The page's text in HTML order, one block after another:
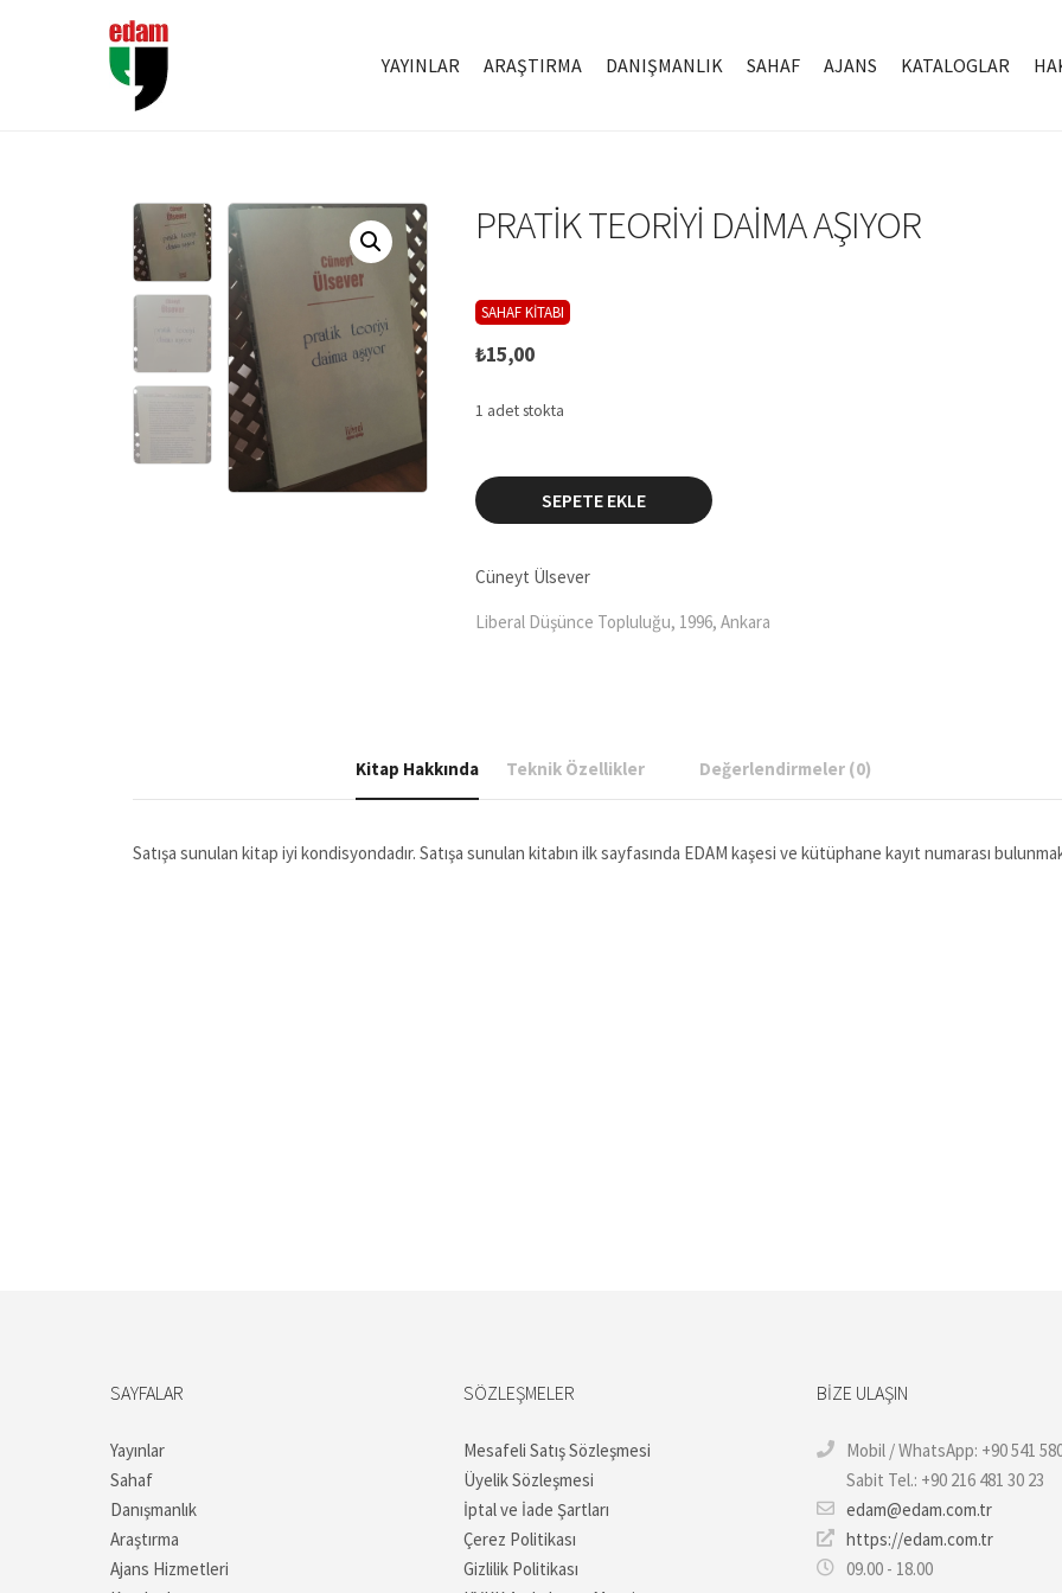
YAYINLAR ARAŞTIRMA DANIŞMANLIK SAHAF AJANS KATALOGLAR
PRATIK TEORIYI DAIMA AŞIYOR
SAHAF KİTABI
₺15,00
1 adet stokta
Pratik
Teoriyi
Daima
adet
SEPETE EKLE
Cüneyt Ülsever
Liberal Düşünce Topluluğu, 1996, Ankara
Kitap Hakkında Teknik Özellikler Değerlendirmeler (0)
Satışa sunulan kitap iyi kondisyondadır. Satışa sunulan kitabın ilk sayfasında EDAM kaşesi ve kütüphane kayıt numarası
SAYFALAR
Yayınlar
Sahaf
Danışmanlık
Araştırma
Ajans Hizmetleri
SÖZLEŞMELER
Mesafeli Satış Sözleşmesi
Üyelik Sözleşmesi
İptal ve İade Şartları
Çerez Politikası
Gizlilik Politikası
BIZE ULAŞIN
Mobil / WhatsApp: +90 541
Sabit Tel.: +90 216 481 30 23
edam@edam.com.tr
https://edam.com.tr
09.00 - 18.00